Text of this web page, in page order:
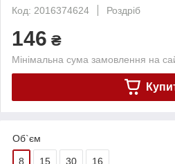
Код: 2016374624
Роздріб
146 ₴
Мінімальна сума замовлення на
Об`єм
8 15 30 16